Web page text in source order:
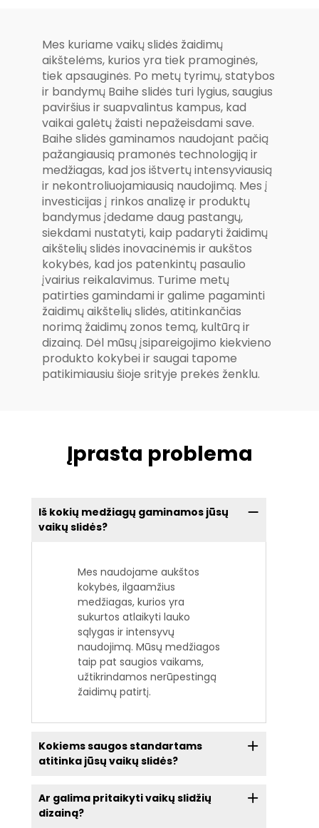
Mes kuriame vaikų slidės žaidimų
aikštelėms, kurios yra tiek pramoginės,
tiek apsauginės. Po metų tyrimų, statybos
ir bandymų Baihe slidės turi lygius, saugius
paviršius ir suapvalintus kampus, kad
vaikai galėtų žaisti nepažeisdami save.
Baihe slidės gaminamos naudojant pačią
pažangiausią pramonės technologiją ir
medžiagas, kad jos ištvertų intensyviausią
ir nekontroliuojamiausią naudojimą. Mes į
investicijas į rinkos analizę ir produktų
bandymus įdedame daug pastangų,
siekdami nustatyti, kaip padaryti žaidimų
aikštelių slidės inovacinėmis ir aukštos
kokybės, kad jos patenkintų pasaulio
įvairius reikalavimus. Turime metų
patirties gamindami ir galime pagaminti
žaidimų aikštelių slidės, atitinkančias
norimą žaidimų zonos temą, kultūrą ir
dizainą. Dėl mūsų įsipareigojimo kiekvieno
produkto kokybei ir saugai tapome
patikimiausiu šioje srityje prekės ženklu.
Įprasta problema
Iš kokių medžiagų gaminamos jūsų
vaikų slidės?
Mes naudojame aukštos
kokybės, ilgaamžius
medžiagas, kurios yra
sukurtos atlaikyti lauko
sąlygas ir intensyvų
naudojimą. Mūsų medžiagos
taip pat saugios vaikams,
užtikrindamos nerūpestingą
žaidimų patirtį.
Kokiems saugos standartams
atitinka jūsų vaikų slidės?
Ar galima pritaikyti vaikų slidžių
dizainą?